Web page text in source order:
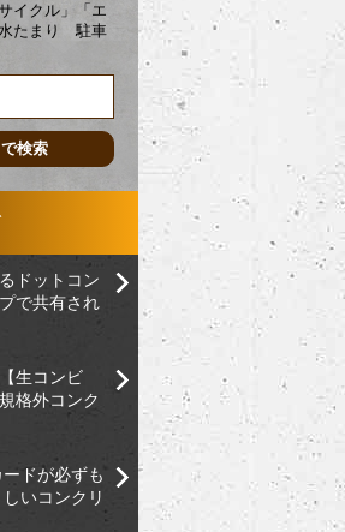
イクル」「エ
たまり 駐車
ドットコン
で共有され
生コンビ
格外コンク
ードが必ずも
いコンクリ